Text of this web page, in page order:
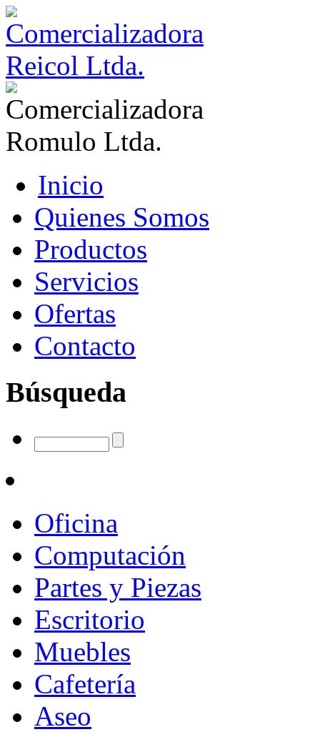
Inicio
Quienes Somos
Productos
Servicios
Ofertas
Contacto
Búsqueda
Oficina
Computación
Partes y Piezas
Escritorio
Muebles
Cafetería
Aseo